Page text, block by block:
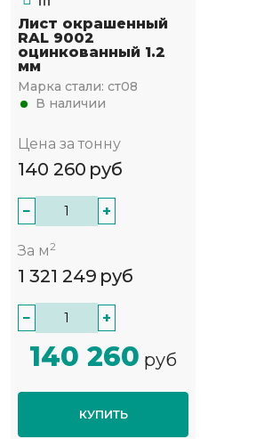
Лист окрашенный
RAL 9002
оцинкованный 1.2
мм
Марка стали: ст08
В наличии
Цена за тонну
140 260 руб
− +
За м2
1 321 249 руб
− +
140 260 руб
КУПИТЬ